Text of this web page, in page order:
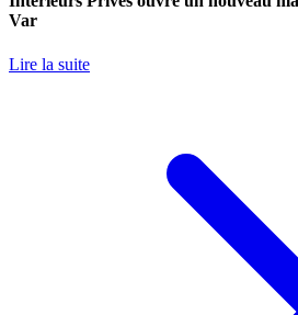
Var
Lire la suite